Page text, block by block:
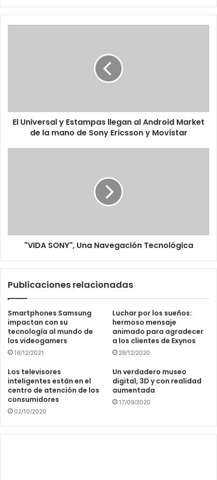
de
El Universal y Estampas llegan al Android Market
de la mano de Sony Ericsson y Movistar
"VIDA SONY", Una Navegación Tecnológica
Publicaciones relacionadas
Smartphones Samsung
impactan con su
tecnología al mundo de
los videogamers
16/12/2021
Luchar por los sueños:
hermoso mensaje
animado para agradecer
a los clientes de Exynos
29/12/2020
Los televisores
inteligentes están en el
centro de atención de los
consumidores
02/10/2020
Un verdadero museo
digital, 3D y con realidad
aumentada
17/09/2020